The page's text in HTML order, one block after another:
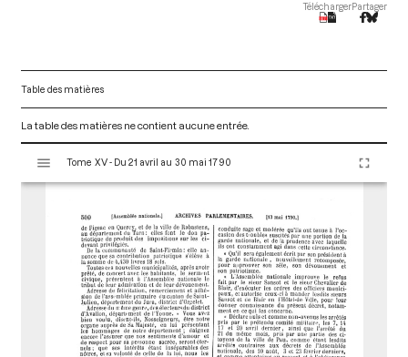
TéléchargerPartager
Table des matières
La table des matières ne contient aucune entrée.
s
Tome XV - Du 21 avril au 30 mai 1790